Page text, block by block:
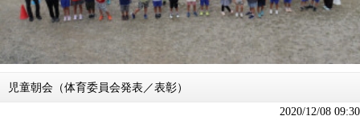
児童朝会（体育委員会発表／表彰）
2020/12/08 09:30